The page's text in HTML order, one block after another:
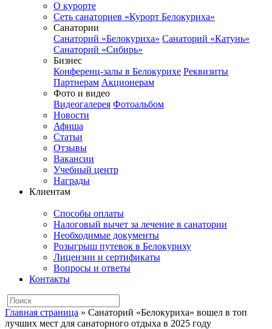
О курорте
Сеть санаториев «Курорт Белокуриха»
Санатории
Санаторий «Белокуриха» Санаторий «Катунь»
Санаторий «Сибирь»
Бизнес
Конференц-залы в Белокурихе Реквизиты
Партнерам Акционерам
Фото и видео
Видеогалерея Фотоальбом
Новости
Афиша
Статьи
Отзывы
Вакансии
Учебный центр
Награды
Клиентам
Способы оплаты
Налоговый вычет за лечение в санатории
Необходимые документы
Розыгрыш путевок в Белокуриху
Лицензии и сертификаты
Вопросы и ответы
Контакты
Главная страница » Санаторий «Белокуриха» вошел в топ
лучших мест для санаторного отдыха в 2025 году